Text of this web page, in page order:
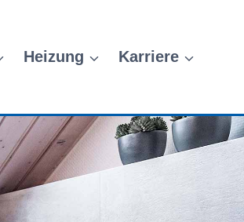
Heizung Karriere